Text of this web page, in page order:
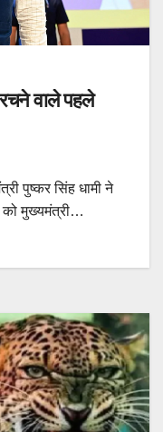
वाले पहले
पुष्कर सिंह धामी ने
को मुख्यमंत्री…